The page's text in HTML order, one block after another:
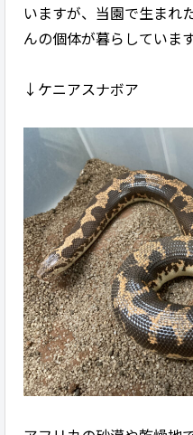
いますが、当園で生まれ
んの個体が暮らしています
↓ケニアスナボア